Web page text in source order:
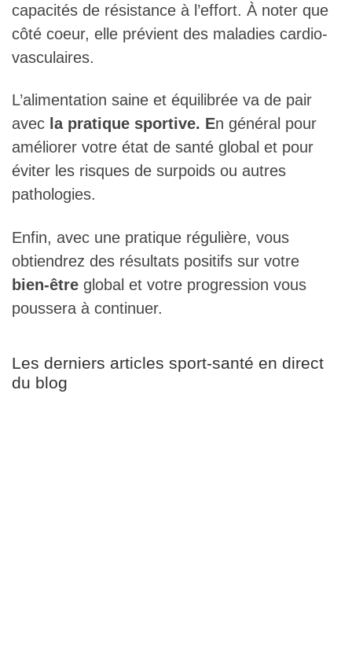
capacités de résistance à l’effort. À noter que
côté coeur, elle prévient des maladies cardio-
vasculaires.
L’alimentation saine et équilibrée va de pair
avec la pratique sportive. En général pour
améliorer votre état de santé global et pour
éviter les risques de surpoids ou autres
pathologies.
Enfin, avec une pratique régulière, vous
obtiendrez des résultats positifs sur votre
bien-être global et votre progression vous
poussera à continuer.
Les derniers articles sport-santé en direct
du blog